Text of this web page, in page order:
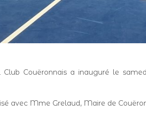
Club Couëronnais a inauguré le
avec Mme Grelaud, Maire de